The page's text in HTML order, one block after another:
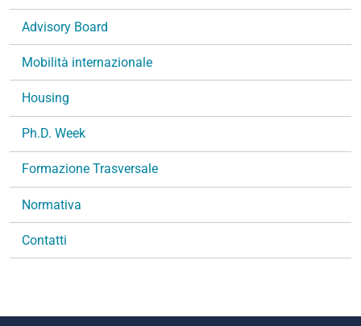
i
a
i
n
Advisory Board
Mobilità internazionale
Housing
Ph.D. Week
Formazione Trasversale
Normativa
Contatti